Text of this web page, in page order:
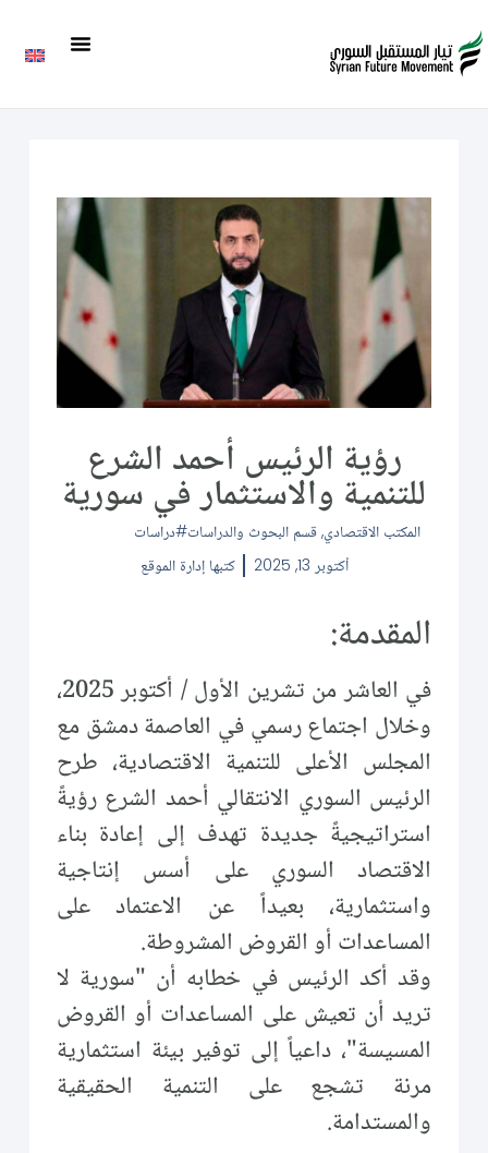
رؤية الرئيس أحمد الشرع
للتنمية والاستثمار في سورية
المكتب الاقتصادي, قسم البحوث والدراسات دراسات
أكتوبر 13, 2025
كتبها إدارة الموقع
المقدمة:
في العاشر من تشرين الأول / أكتوبر 2025،
وخلال اجتماع رسمي في العاصمة دمشق مع
المجلس الأعلى للتنمية الاقتصادية، طرح
الرئيس السوري الانتقالي أحمد الشرع رؤيةً
استراتيجيةً جديدة تهدف إلى إعادة بناء
الاقتصاد السوري على أسس إنتاجية
واستثمارية، بعيداً عن الاعتماد على
المساعدات أو القروض المشروطة.
وقد أكد الرئيس في خطابه أن "سورية لا
تريد أن تعيش على المساعدات أو القروض
المسيسة"، داعياً إلى توفير بيئة استثمارية
مرنة تشجع على التنمية الحقيقية
والمستدامة.